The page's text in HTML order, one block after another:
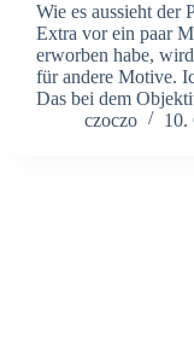
Wie es aussieht
Extra vor ein paar
erworben habe,
für andere Motive.
Das bei dem
czoczo
10.